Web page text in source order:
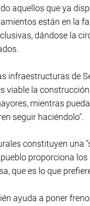
aquellos que ya
están en la
dándose la
infraestructuras de
viable la
mientras
seguir haciéndolo".
constituyen una
proporciona
que es lo que
ayuda a poner